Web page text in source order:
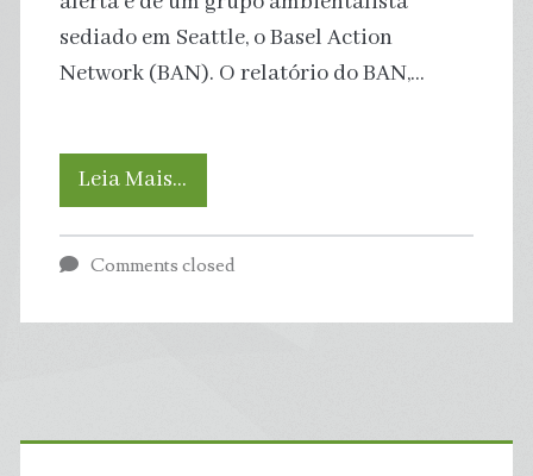
sediado em Seattle, o Basel Action
Network (BAN). O relatório do BAN,…
Leia Mais…
às
toneladas
Comments closed
Primary